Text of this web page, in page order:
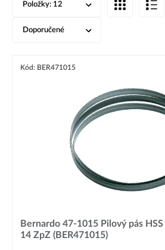
Položky: 12
Doporučené
Kód: BER471015
Bernardo 47-1015 Pilový pás
14 ZpZ (BER471015)